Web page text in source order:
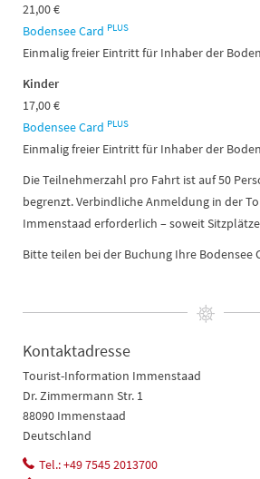
21,00 €
Bodensee Card PLUS
Einmalig freier Eintritt für Inhaber der
Kinder
17,00 €
Bodensee Card PLUS
Einmalig freier Eintritt für Inhaber der
Die Teilnehmerzahl pro Fahrt ist auf 50
begrenzt. Verbindliche Anmeldung in der
Immenstaad erforderlich – soweit
Bitte teilen bei der Buchung Ihre Bodensee
Kontaktadresse
Tourist-Information Immenstaad
Dr. Zimmermann Str. 1
88090 Immenstaad
Deutschland
Tel.: +49 7545 2013700